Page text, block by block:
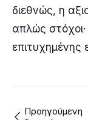
διεθνώς, η
απλώς
επιτυχημένης
Προηγούμενη